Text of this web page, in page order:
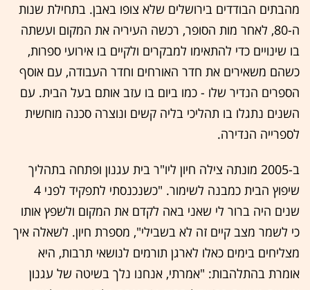
מהבתים הבודדים בירושלים שלא צופו באבן. בתחילת שנות
ה-80, לאחר מות הסופר, רכשה העיריה את המקום ועשתה
בו שינויים כדי להתאימו למבקרים ולקיים בו אירועי ספרות,
כשהם משאירים את חדר האורחים וחדר העבודה, עם אוסף
הספרים הנדיר שלו - כמו ביום בו עזב אותם בעל הבית. עם
השנים נתגלו בו תהליכי בליה קשים ונוצרה סכנה מוחשית
לספרייה הנדירה.
ב-2005 מונתה צילה חיון ליו"ר בית עגנון ופתחה בתהליך
שיפוץ הבית כמבנה לשימור. "כשנכנסתי לתפקיד לפני 4
שנים היה ברור לי שאני באה לקדם את המקום ולשפץ אותו
כי לשמר מצב קיים זה לא בשבילי", מספרת חיון. לשאלה איך
מצליחים בימים כאלו לארגן תורמים לנושאי תרבות, היא
אומרת בהתלהבות: "אמרתי, אנחנו נלך בשיטה של עגנון